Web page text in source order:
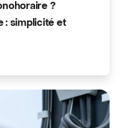
?
: simplicité et